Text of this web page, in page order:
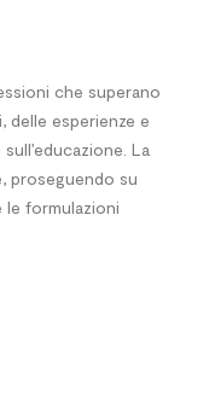
che superano
esperienze e
La
proseguendo su
le formulazioni